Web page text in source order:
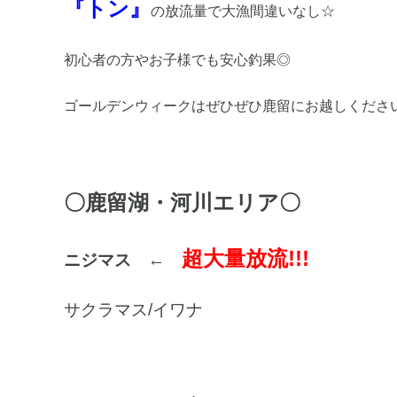
『トン』 の放流量で大漁間違いなし☆
初心者の方やお子様でも安心釣果◎
ゴールデンウィークはぜひぜひ鹿留にお越しくださ
〇鹿留湖・河川エリア〇
ニジマス ← 超大量放流!!!
サクラマス/イワナ